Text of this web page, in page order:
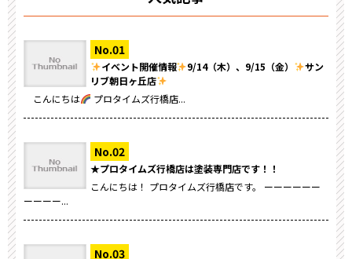
イベント開催情報 9/14（木）、9/15（金）
サン
リブ朝日ヶ丘店
こんにちは
プロタイムズ行橋店...
★プロタイムズ行橋店は塗装専門店です！！
こんにちは！ プロタイムズ行橋店です。 ーーーーーー
ーーーー...